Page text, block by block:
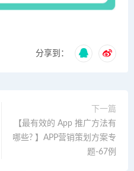
分享到：
下一篇
【最有效的 App 推广方法有
哪些? 】APP营销策划方案专
题-67例